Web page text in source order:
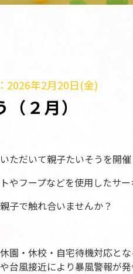
2026年2月20日(金)
２月）
ただいて親子たいそうを開催
やフープなどを使用したサ
子で触れ合いませんか？
園・休校・自宅待機対応と
台風接近により暴風警報が